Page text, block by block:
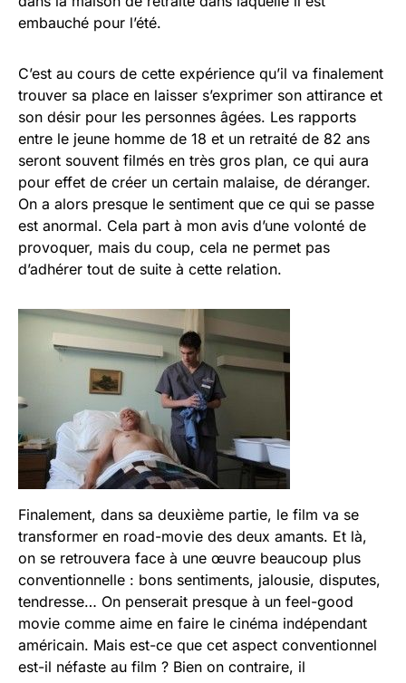
embauché pour l’été.
C’est au cours de cette expérience qu’il va finalement
trouver sa place en laisser s’exprimer son attirance et
son désir pour les personnes âgées. Les rapports
entre le jeune homme de 18 et un retraité de 82 ans
seront souvent filmés en très gros plan, ce qui aura
pour effet de créer un certain malaise, de déranger.
On a alors presque le sentiment que ce qui se passe
est anormal. Cela part à mon avis d’une volonté de
provoquer, mais du coup, cela ne permet pas
d’adhérer tout de suite à cette relation.
Finalement, dans sa deuxième partie, le film va se
transformer en road-movie des deux amants. Et là,
on se retrouvera face à une œuvre beaucoup plus
conventionnelle : bons sentiments, jalousie, disputes,
tendresse… On penserait presque à un feel-good
movie comme aime en faire le cinéma indépendant
américain. Mais est-ce que cet aspect conventionnel
est-il néfaste au film ? Bien on contraire, il